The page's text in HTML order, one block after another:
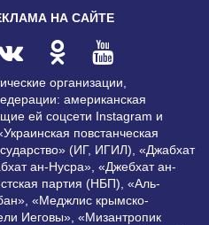
НА САЙТЕ
организации,
американская
ей соцсети Instagram и
повстанческая
(ИГ, ИГИЛ), «Джабхат
ан-Нусра», «Джебхат ан-
партия (НБП), «Аль-
«Меджлис крымско-
Иеговы», «Мизантропик